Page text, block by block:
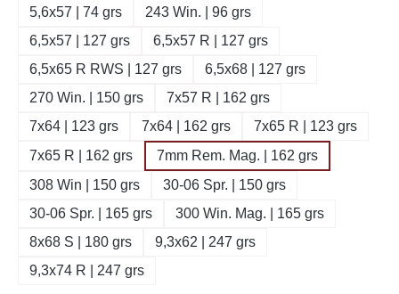
5,6x57 | 74 grs
243 Win. | 96 grs
6,5x57 | 127 grs
6,5x57 R | 127 grs
6,5x65 R RWS | 127 grs
6,5x68 | 127 grs
270 Win. | 150 grs
7x57 R | 162 grs
7x64 | 123 grs
7x64 | 162 grs
7x65 R | 123 grs
7x65 R | 162 grs
7mm Rem. Mag. | 162 grs
308 Win | 150 grs
30-06 Spr. | 150 grs
30-06 Spr. | 165 grs
300 Win. Mag. | 165 grs
8x68 S | 180 grs
9,3x62 | 247 grs
9,3x74 R | 247 grs